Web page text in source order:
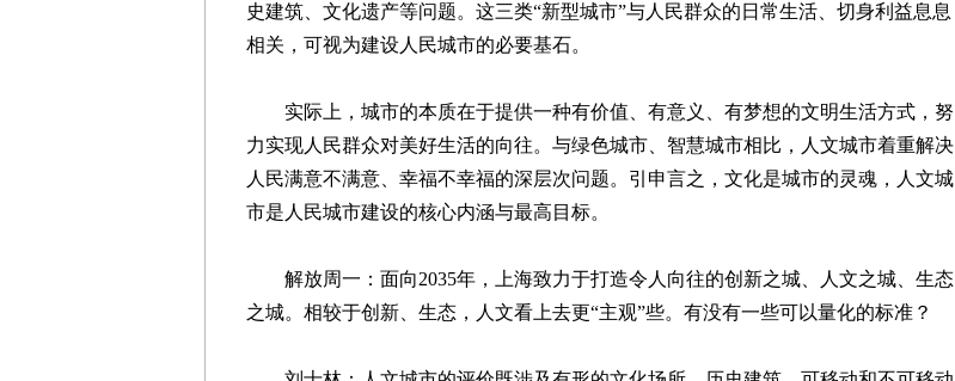
史建筑、文化遗产等问题。这三类“新型城市”与人民群众的日常生活、切身利益息息
相关，可视为建设人民城市的必要基石。
实际上，城市的本质在于提供一种有价值、有意义、有梦想的文明生活方式，努
力实现人民群众对美好生活的向往。与绿色城市、智慧城市相比，人文城市着重解决
人民满意不满意、幸福不幸福的深层次问题。引申言之，文化是城市的灵魂，人文城
市是人民城市建设的核心内涵与最高目标。
解放周一：面向2035年，上海致力于打造令人向往的创新之城、人文之城、生态
之城。相较于创新、生态，人文看上去更“主观”些。有没有一些可以量化的标准？